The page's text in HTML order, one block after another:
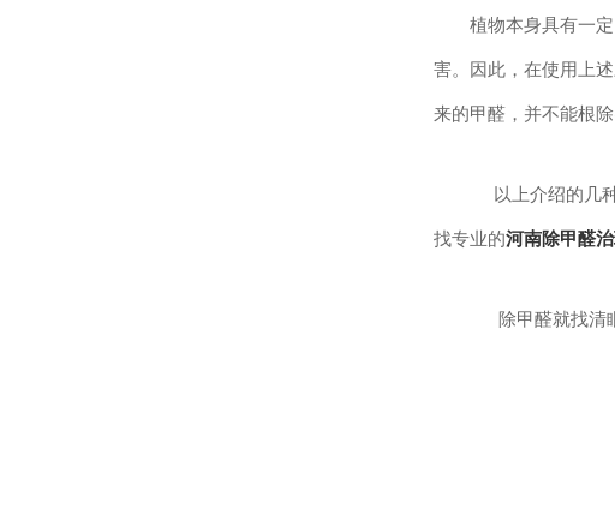
植物本身具有一
害。因此，在使用上
来的甲醛，并不能根除
以上介绍的几种
找专业的河南除甲醛
除甲醛就找清眠